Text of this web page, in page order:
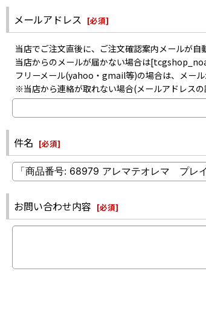
メールアドレス [必須]
当店でご注文直後に、ご注文確認案内メールが自
当店からのメールが届かない場合は
フリーメール(yahoo・gmail等)の場合は、メール
※当店から連絡が取れない場合(メールアドレス
件名 [必須]
お問い合わせ内容 [必須]